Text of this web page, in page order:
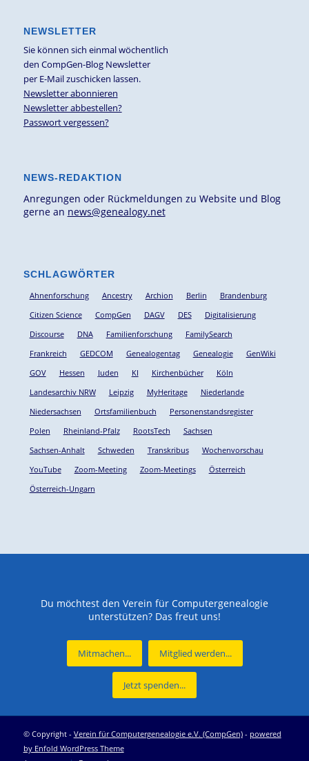
NEWSLETTER
Sie können sich einmal wöchentlich
den CompGen-Blog Newsletter
per E-Mail zuschicken lassen.
Newsletter abonnieren
Newsletter abbestellen?
Passwort vergessen?
NEWS-REDAKTION
Anregungen oder Rückmeldungen zu Website und Blog
gerne an news@genealogy.net
SCHLAGWÖRTER
Ahnenforschung Ancestry Archion Berlin
Brandenburg
Citizen Science
CompGen DAGV DES
Digitalisierung
Discourse
DNA Familienforschung
FamilySearch
Frankreich
GEDCOM Genealogentag Genealogie
GenWiki
GOV
Hessen Juden KI Kirchenbücher
Köln
Landesarchiv NRW
Leipzig MyHeritage
Niederlande
Niedersachsen
Ortsfamilienbuch
Personenstandsregister
Polen
Rheinland-Pfalz RootsTech
Sachsen
Sachsen-Anhalt
Schweden Transkribus
Wochenvorschau
YouTube
Zoom-Meeting Zoom-Meetings
Österreich
Österreich-Ungarn
Du möchtest den Verein für Computergenealogie
unterstützen? Das freut uns!
Mitmachen... Mitglied werden...
Jetzt spenden...
© Copyright - Verein für Computergenealogie e.V. (CompGen)- powered
by Enfold WordPress Theme